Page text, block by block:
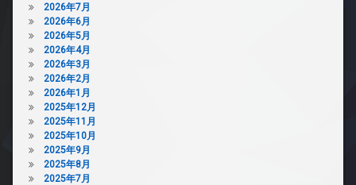
2026年7月
2026年6月
2026年5月
2026年4月
2026年3月
2026年2月
2026年1月
2025年12月
2025年11月
2025年10月
2025年9月
2025年8月
2025年7月